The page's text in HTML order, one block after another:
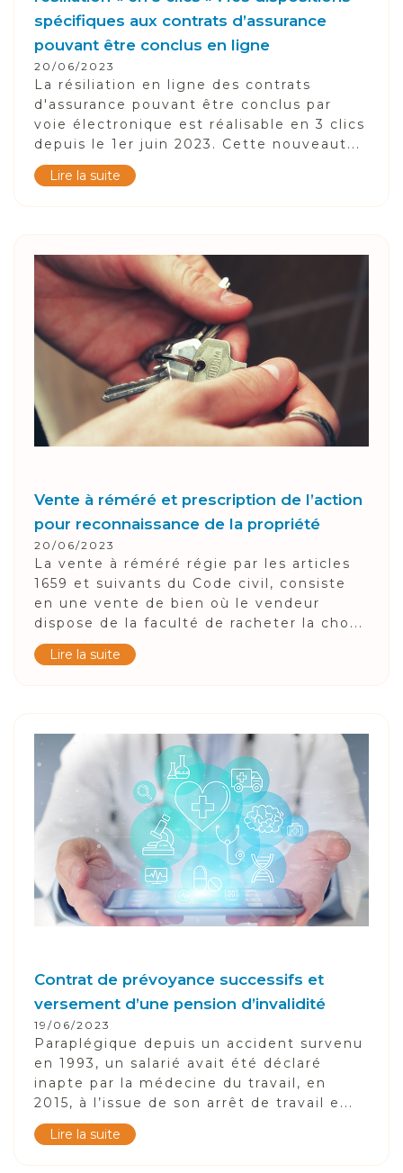
spécifiques aux contrats d’assurance
pouvant être conclus en ligne
20/06/2023
La résiliation en ligne des contrats
d'assurance pouvant être conclus par
voie électronique est réalisable en 3 clics
depuis le 1er juin 2023. Cette nouveaut...
Lire la suite
Vente à réméré et prescription de l’action
pour reconnaissance de la propriété
20/06/2023
La vente à réméré régie par les articles
1659 et suivants du Code civil, consiste
en une vente de bien où le vendeur
dispose de la faculté de racheter la cho...
Lire la suite
Contrat de prévoyance successifs et
versement d’une pension d’invalidité
19/06/2023
Paraplégique depuis un accident survenu
en 1993, un salarié avait été déclaré
inapte par la médecine du travail, en
2015, à l’issue de son arrêt de travail e...
Lire la suite